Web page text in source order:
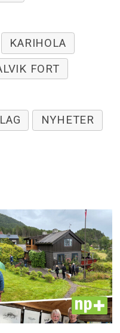
KARIHOLA
FORT
NYHETER
PLUS